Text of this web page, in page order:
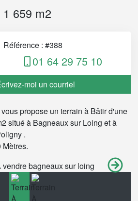
659 m2
Référence : #388
01 64 29 75 10
moi un courriel
propose un terrain à Bâtir d'une
situé à Bagneaux sur Loing et à
.
Mètres.